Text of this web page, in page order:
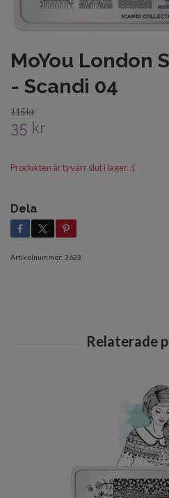
MoYou London
- Scandi 04
115 kr
35 kr
Produkten är tyvärr slut i lager. :(
Dela
Artikelnummer: 3623